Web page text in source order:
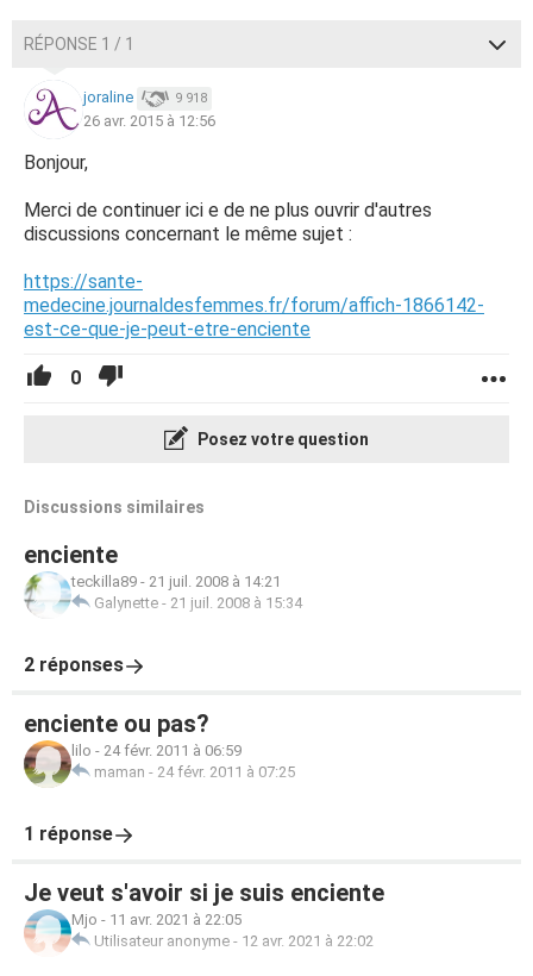
RÉPONSE 1 / 1
joraline 9 918
26 avr. 2015 à 12:56
Bonjour,
Merci de continuer ici e de ne plus ouvrir d'autres
discussions concernant le même sujet :
https://sante-
medecine.journaldesfemmes.fr/forum/affich-1866142-
est-ce-que-je-peut-etre-enciente
0
Posez votre question
Discussions similaires
enciente
teckilla89 - 21 juil. 2008 à 14:21
Galynette - 21 juil. 2008 à 15:34
2 réponses
enciente ou pas?
lilo - 24 févr. 2011 à 06:59
maman - 24 févr. 2011 à 07:25
1 réponse
Je veut s'avoir si je suis enciente
Mjo - 11 avr. 2021 à 22:05
Utilisateur anonyme - 12 avr. 2021 à 22:02